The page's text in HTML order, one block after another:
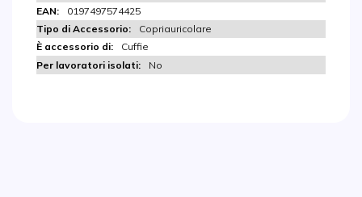
0197497574425
Copriauricolare
Cuffie
No